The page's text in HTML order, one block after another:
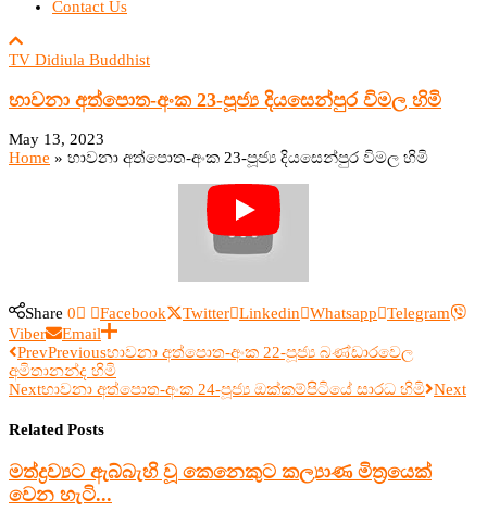
Contact Us
TV Didiula Buddhist
භාවනා අත්පොත​-අංක 23-පූජ්‍ය දියසෙන්පුර විමල​ හිමි
May 13, 2023
Home » භාවනා අත්පොත​-අංක 23-පූජ්‍ය දියසෙන්පුර විමල​ හිමි
Share 0 Facebook Twitter Linkedin Whatsapp
Telegram
Viber
Email
PrevPreviousභාවනා අත්පොත​-අංක 22-පූජ්‍ය බණ්ඩාරවෙල
අමිතානන්ද​ හිමි
Nextභාවනා අත්පොත​-අංක 24-පූජ්‍ය ඔක්කම්පිටියේ සාරධ​ හිමි Next
Related Posts
මත්ද්‍රව්‍යට ඇබ්බැහි වූ කෙනෙකුට කල්‍යාණ මිත්‍රයෙක්
වෙන හැටි...